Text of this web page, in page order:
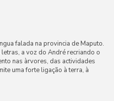
falada na provincia de Maputo.
a voz do André recriando o
nas àrvores, das actividades
uma forte ligação à terra, à